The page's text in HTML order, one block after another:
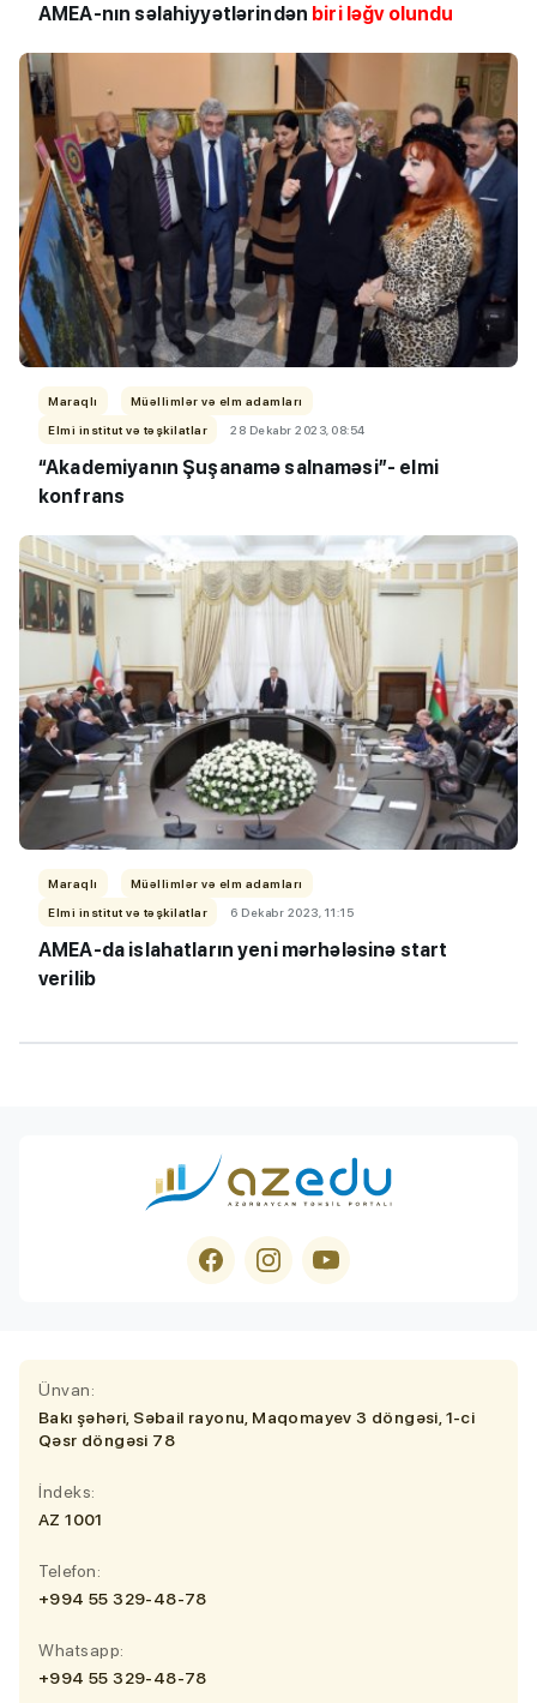
AMEA-nın səlahiyyətlərindən biri ləğv olundu
Maraqlı
Müəllimlər və elm adamları
Elmi institut və təşkilatlar
28 Dekabr 2023, 08:54
“Akademiyanın Şuşanamə salnaməsi”- elmi
konfrans
Maraqlı
Müəllimlər və elm adamları
Elmi institut və təşkilatlar
6 Dekabr 2023, 11:15
AMEA-da islahatların yeni mərhələsinə start
verilib
Ünvan:
Bakı şəhəri, Səbail rayonu, Maqomayev 3 döngəsi, 1-ci
Qəsr döngəsi 78
İndeks:
AZ 1001
Telefon:
+994 55 329-48-78
Whatsapp:
+994 55 329-48-78